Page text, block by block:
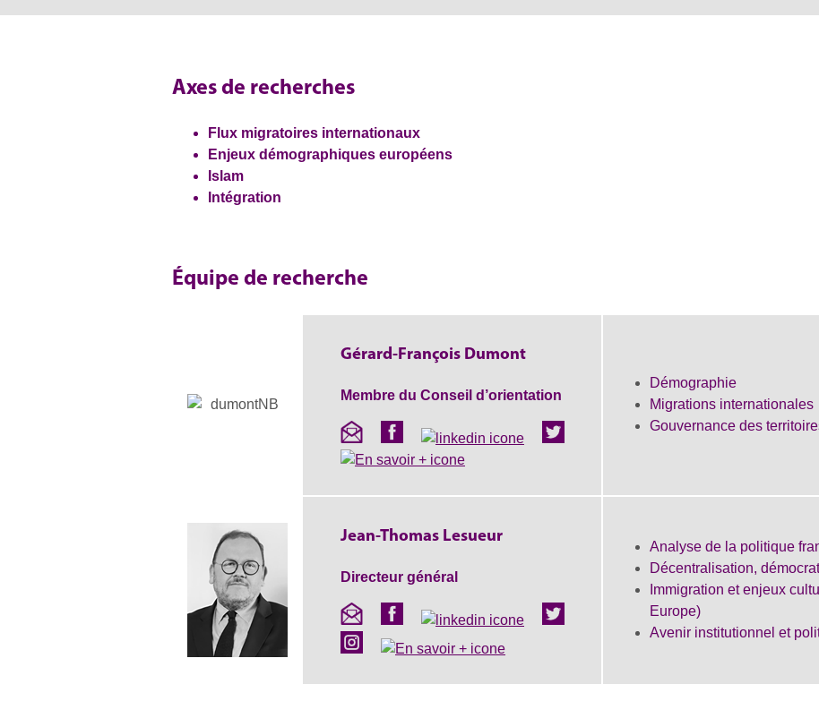
Axes de recherches
Flux migratoires internationaux
Enjeux démographiques européens
Islam
Intégration
Équipe de recherche
Gérard-François Dumont
Membre du Conseil d’orientation
Démographie
Migrations internationales
Gouvernance des
Jean-Thomas Lesueur
Directeur général
Analyse de la politique
Décentralisation,
Immigration et enjeux
Europe)
Avenir institutionnel et